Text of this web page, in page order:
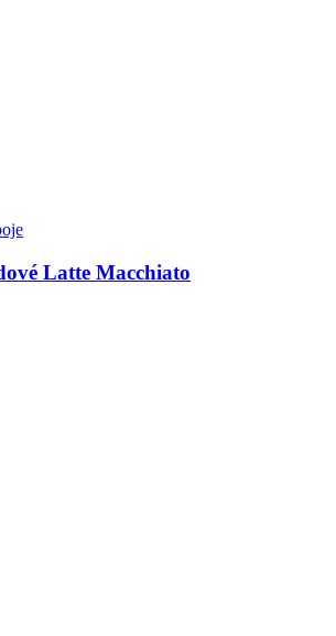
Latte Macchiato